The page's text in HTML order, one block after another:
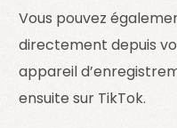
Vous pouvez
directement depuis
appareil
ensuite sur TikTok.